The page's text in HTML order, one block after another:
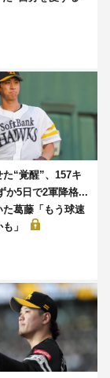
“覚醒”、157キ
か5日で2軍降格...
た葛藤「もう球速
」